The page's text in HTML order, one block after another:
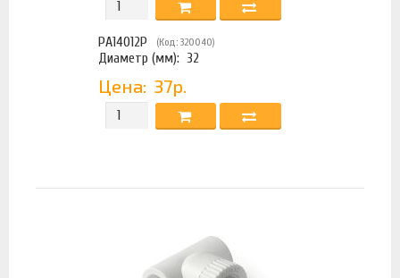
PA14012P (Код: 320040)
Диаметр (мм): 32
Цена: 37р.